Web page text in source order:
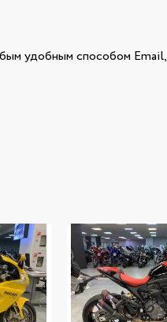
удобным способом Email,